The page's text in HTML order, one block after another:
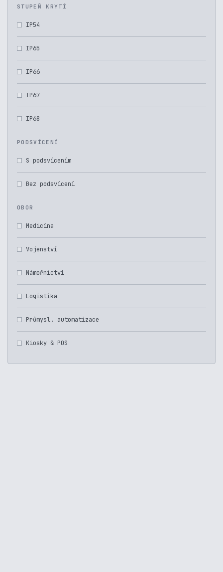
STUPEŇ KRYTÍ
IP54
IP65
IP66
IP67
IP68
PODSVÍCENÍ
S podsvícením
Bez podsvícení
OBOR
Medicína
Vojenství
Námořnictví
Logistika
Průmysl. automatizace
Kiosky & POS